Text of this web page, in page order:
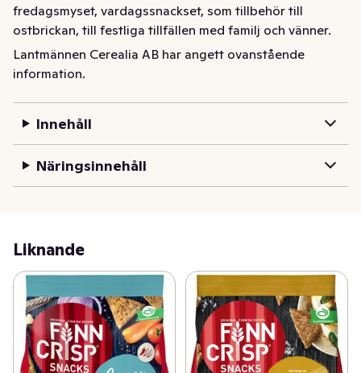
fredagsmyset, vardagssnackset, som tillbehör till
ostbrickan, till festliga tillfällen med familj och vänner.
Råg snacks med härlig smak av havssalt och en touch av
svartpeppar är bakade med 100% fullkornsråg,
fredagsmyset, vardagssnackset, som tillbehör till
Lantmännen Cerealia AB har angett ovanstående
information.
Innehåll
Näringsinnehåll
Liknande